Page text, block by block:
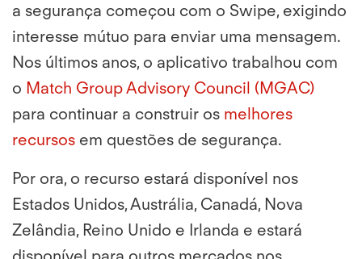
a segurança começou com o Swipe, exigindo
interesse mútuo para enviar uma mensagem.
Nos últimos anos, o aplicativo trabalhou com
o Match Group Advisory Council (MGAC)
para continuar a construir os melhores
recursos em questões de segurança.
Por ora, o recurso estará disponível nos
Estados Unidos, Austrália, Canadá, Nova
Zelândia, Reino Unido e Irlanda e estará